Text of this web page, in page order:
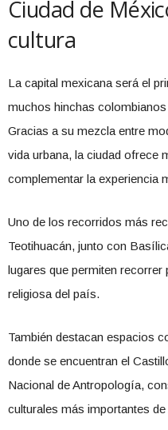
Ciudad de
cultura
La capital mexicana será el
muchos hinchas
Gracias a su mezcla entre
vida urbana, la ciudad ofrece
complementar la experiencia
Uno de los recorridos más
Teotihuacán, junto con
lugares que permiten
religiosa del país.
También destacan espacios
donde se encuentran el
Nacional de Antropología,
culturales más importantes